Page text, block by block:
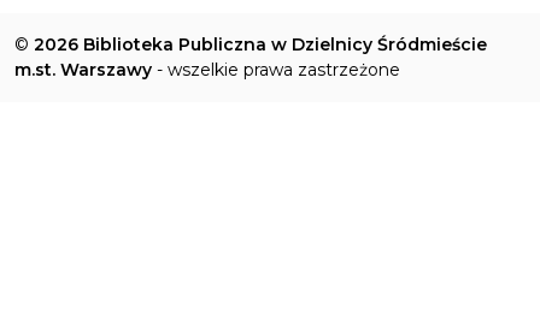
© 2026 Biblioteka Publiczna w Dzielnicy Śródmieście
m.st. Warszawy - wszelkie prawa zastrzeżone